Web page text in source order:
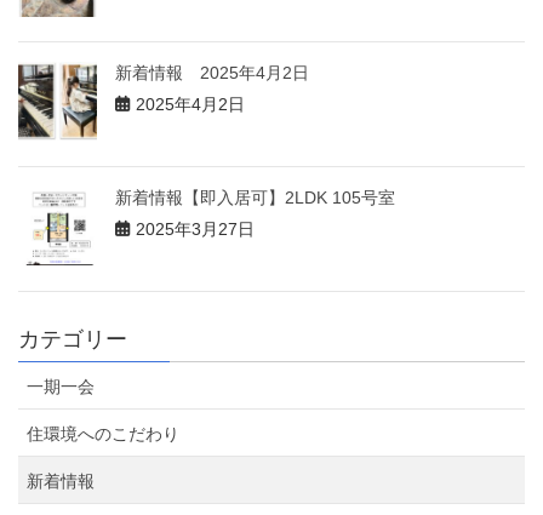
新着情報 2025年4月2日
2025年4月2日
新着情報【即入居可】2LDK 105号室
2025年3月27日
カテゴリー
一期一会
住環境へのこだわり
新着情報